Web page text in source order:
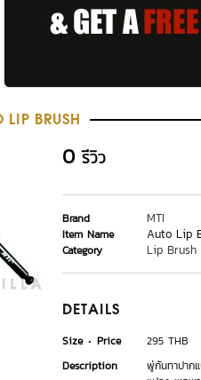
LIP BRUSH
0 รีวิว
Brand MTI
Item Name Auto Lip
Category Lip Brush
DETAILS
Size Price
295 THB
Description
พู่กันทาปาก